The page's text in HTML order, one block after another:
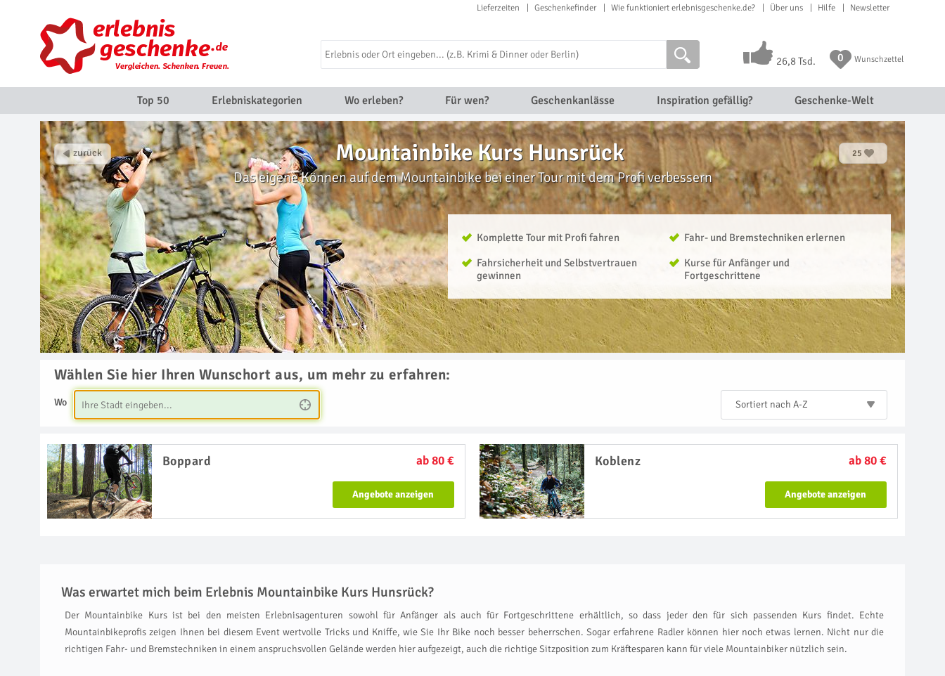
Lieferzeiten Geschenkefinder Wie funktioniert erlebnisgeschenke.de? Über uns Hilfe Newsletter
26,8 Tsd. 0 Wunschzettel
Top 50 Erlebniskategorien Wo erleben? Für wen? Geschenkanlässe Inspiration gefällig? Geschenke-Welt
Mountainbike Kurs Hunsrück 25
Das eigene Können auf dem Mountainbike bei einer Tour mit dem Profi verbessern
Komplette Tour mit Profi fahren
Fahr- und Bremstechniken erlernen
Fahrsicherheit und Selbstvertrauen
gewinnen
Kurse für Anfänger und
Fortgeschrittene
Wählen Sie hier Ihren Wunschort aus, um mehr zu erfahren:
Wo Sortiert nach A-Z
Boppard ab 80 €
Angebote anzeigen
Koblenz ab 80 €
Angebote anzeigen
Was erwartet mich beim Erlebnis Mountainbike Kurs Hunsrück?
Der Mountainbike Kurs ist bei den meisten Erlebnisagenturen sowohl für Anfänger als auch für Fortgeschrittene erhältlich, so dass jeder den für sich passenden Kurs findet. Echte
Mountainbikeprofis zeigen Ihnen bei diesem Event wertvolle Tricks und Kniffe, wie Sie Ihr Bike noch besser beherrschen. Sogar erfahrene Radler können hier noch etwas lernen. Nicht nur die
richtigen Fahr- und Bremstechniken in einem anspruchsvollen Gelände werden hier aufgezeigt, auch die richtige Sitzposition zum Kräftesparen kann für viele Mountainbiker nützlich sein.